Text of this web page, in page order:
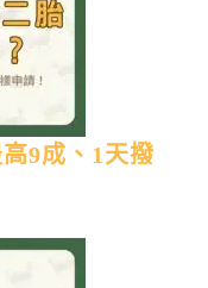
9成、1天撥